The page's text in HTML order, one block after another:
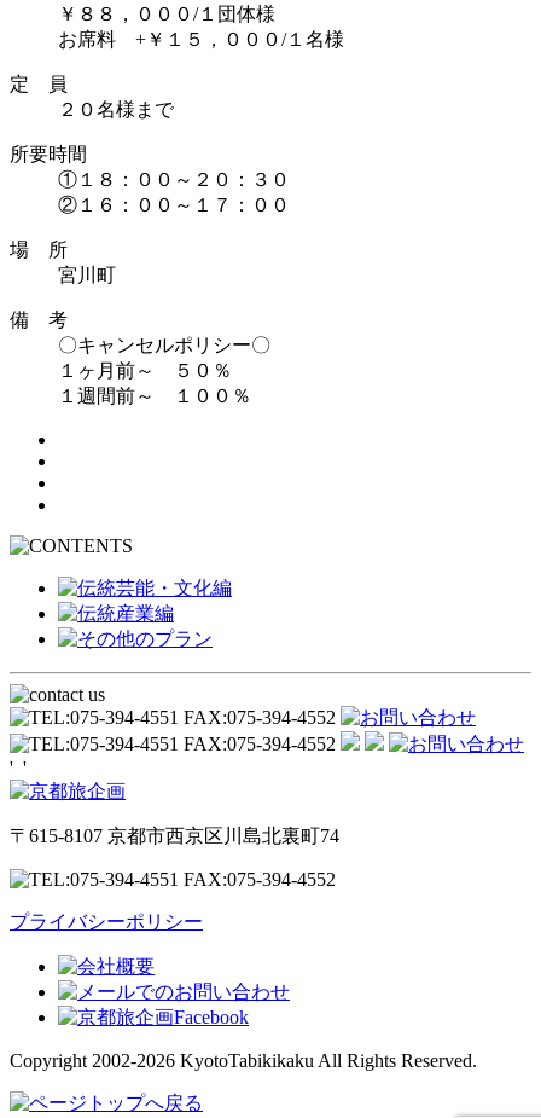
￥８８，０００/１団体様
お席料 +￥１５，０００/１名様
定 員
２０名様まで
所要時間
①１８：００～２０：３０
②１６：００～１７：００
場 所
宮川町
備 考
〇キャンセルポリシー〇
１ヶ月前～ ５０％
１週間前～ １００％
' '
〒615-8107 京都市西京区川島北裏町74
プライバシーポリシー
Copyright 2002-2026 KyotoTabikikaku All Rights Reserved.